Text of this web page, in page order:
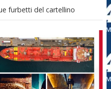
furbetti del cartellino